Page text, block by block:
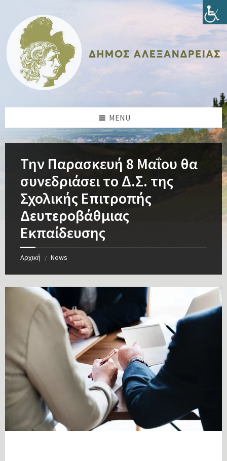
content
sidebar
sidebar
footer
MENU
Την Παρασκευή 8 Μαΐου θα
συνεδριάσει το Δ.Σ. της
Σχολικής Επιτροπής
Δευτεροβάθμιας
Εκπαίδευσης
Αρχική / News